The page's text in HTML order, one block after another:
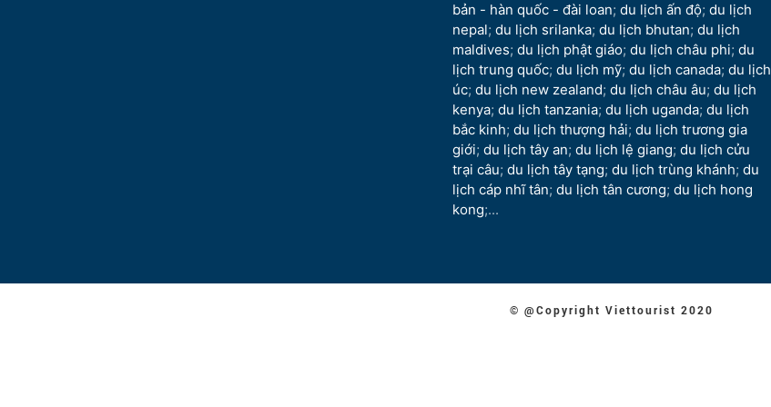
bản - hàn quốc - đài loan; du lịch ấn độ; du lịch
nepal; du lịch srilanka; du lịch bhutan; du lịch
maldives; du lịch phật giáo; du lịch châu phi; du
lịch trung quốc; du lịch mỹ; du lịch canada; du lịch
úc; du lịch new zealand; du lịch châu âu; du lịch
kenya; du lịch tanzania; du lịch uganda; du lịch
bắc kinh; du lịch thượng hải; du lịch trương gia
giới; du lịch tây an; du lịch lệ giang; du lịch cửu
trại câu; du lịch tây tạng; du lịch trùng khánh; du
lịch cáp nhĩ tân; du lịch tân cương; du lịch hong
kong;...
© @Copyright Viettourist 2020